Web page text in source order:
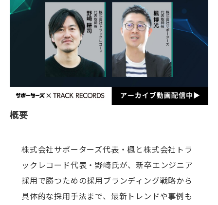
概要
株式会社サポーターズ代表・楓と株式会社トラ
ックレコード代表・野崎氏が、新卒エンジニア
採用で勝つための採用ブランディング戦略から
具体的な採用手法まで、最新トレンドや事例も